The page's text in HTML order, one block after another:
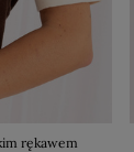
rękawem